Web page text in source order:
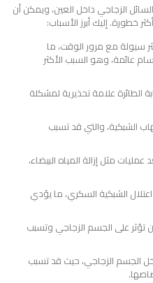
الزجاجي داخل العين، ويمكن أن
خطورة. إليك أبرز الأسباب:
سيولة مع مرور الوقت، ما
عائمة، وهو السبب الأكثر
الطائرة علامة تحذيرية لمشكلة
الشبكية، والتي قد تسبب
عمليات مثل إزالة المياه البيضاء،
الشبكية السكري، ما يؤدي
تؤثر على الجسم الزجاجي وتسبب
الجسم الزجاجي، حيث قد تسبب